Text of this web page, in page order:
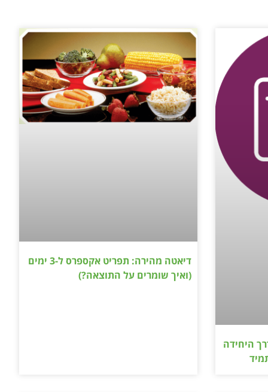
היחידה
דיאטה מהירה: תפריט אקספרס ל-3 ימים
(ואיך שומרים על התוצאה?)